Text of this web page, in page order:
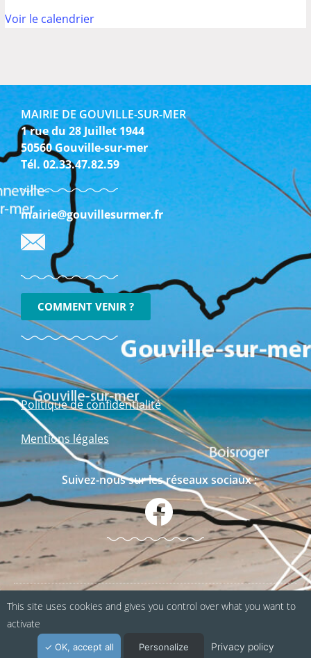
Voir le calendrier
MAIRIE DE GOUVILLE-SUR-MER
1 rue du 28 Juillet 1944
50560 Gouville-sur-mer
Tél. 02.33.47.82.59
mairie@gouvillesurmer.fr
COMMENT VENIR ?
Politique de confidentialité
Mentions légales
Suivez-nous sur les réseaux sociaux :
Webapp fabriquée en Normandie / Agence
Kacao
This site uses cookies and gives you control over what you want to
activate
OK, accept all Personalize Privacy policy